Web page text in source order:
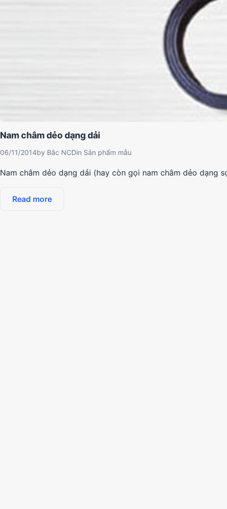
Nam châm dẻo dạng dải
06/11/2014by Bắc NCDin Sản phẩm mẫu
Nam châm dẻo dạng dải (hay còn gọi nam châm dẻo dạng
Read more